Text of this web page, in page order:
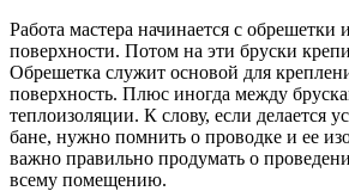
Работа мастера начинается с обрешетки
поверхности. Потом на эти бруски
Обрешетка служит основой для
поверхность. Плюс иногда между
теплоизоляции. К слову, если делается
бане, нужно помнить о проводке и ее
важно правильно продумать о
всему помещению.